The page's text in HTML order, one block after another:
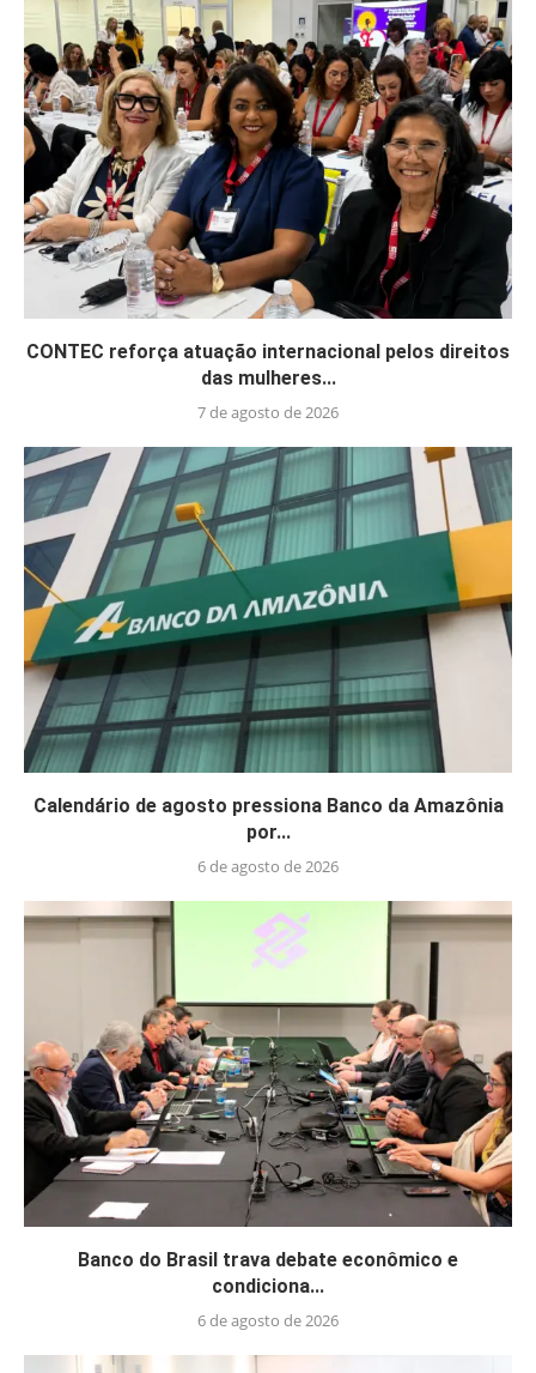
CONTEC reforça atuação internacional pelos direitos
das mulheres...
7 de agosto de 2026
Calendário de agosto pressiona Banco da Amazônia
por...
6 de agosto de 2026
Banco do Brasil trava debate econômico e
condiciona...
6 de agosto de 2026